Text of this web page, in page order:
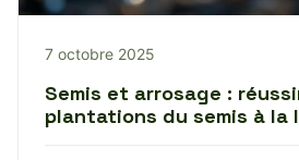
7 octobre 2025
Semis et arrosage :
plantations du semis à la